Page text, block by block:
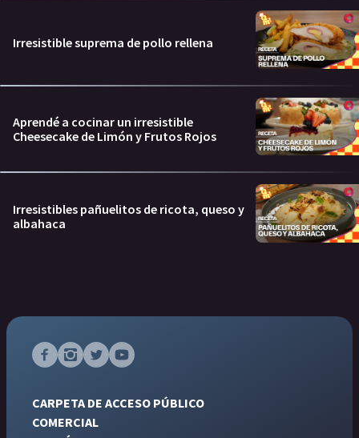
Irresistible suprema de pollo rellena
Aprendé a cocinar un irresistible
Cheesecake de Limón y Frutos Rojos
Irresistibles pañuelitos de ricota, queso y
albahaca
CARPETA DE ACCESO PÚBLICO
COMERCIAL